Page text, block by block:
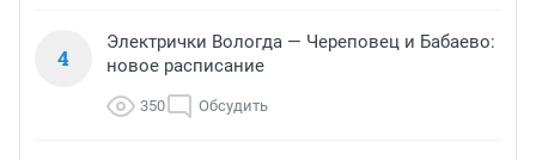
4
Электрички Вологда — Череповец и Бабаево:
новое расписание
350 Обсудить